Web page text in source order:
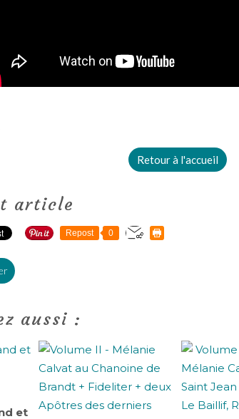
Retour à l'accueil
article
Repost 0
aussi :
et